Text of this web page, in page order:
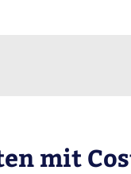
mit